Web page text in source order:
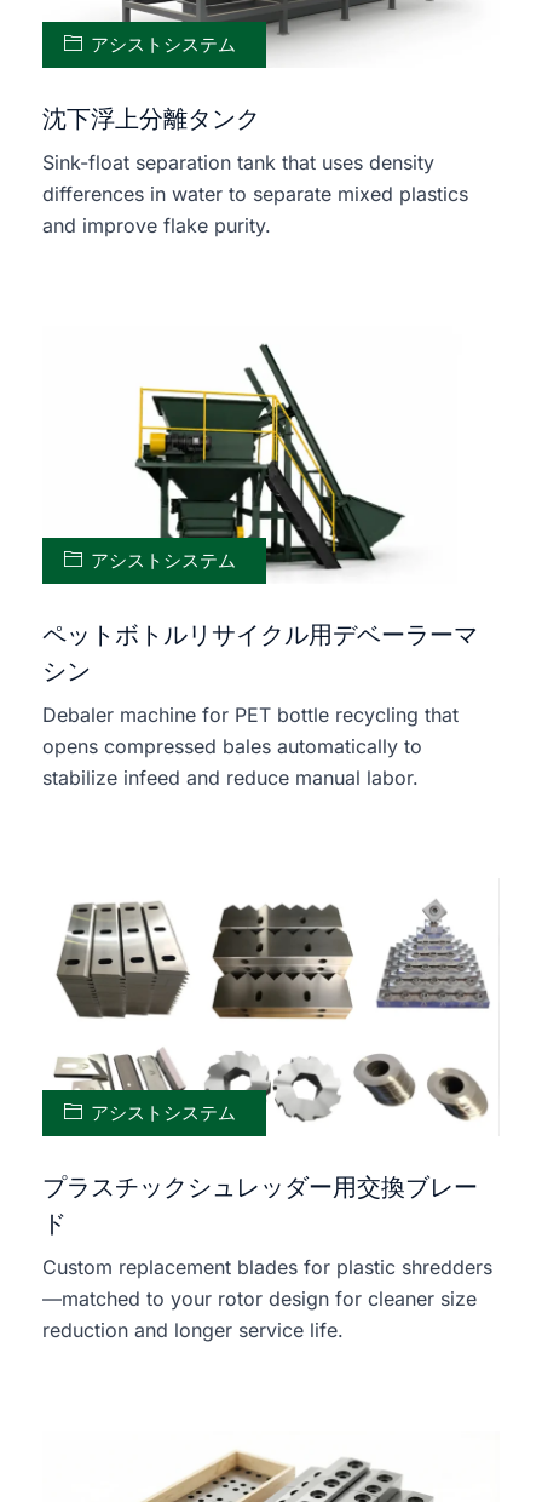
アシストシステム
沈下浮上分離タンク
Sink-float separation tank that uses density
differences in water to separate mixed plastics
and improve flake purity.
アシストシステム
ペットボトルリサイクル用デベーラーマ
シン
Debaler machine for PET bottle recycling that
opens compressed bales automatically to
stabilize infeed and reduce manual labor.
アシストシステム
プラスチックシュレッダー用交換ブレー
ド
Custom replacement blades for plastic shredders
—matched to your rotor design for cleaner size
reduction and longer service life.